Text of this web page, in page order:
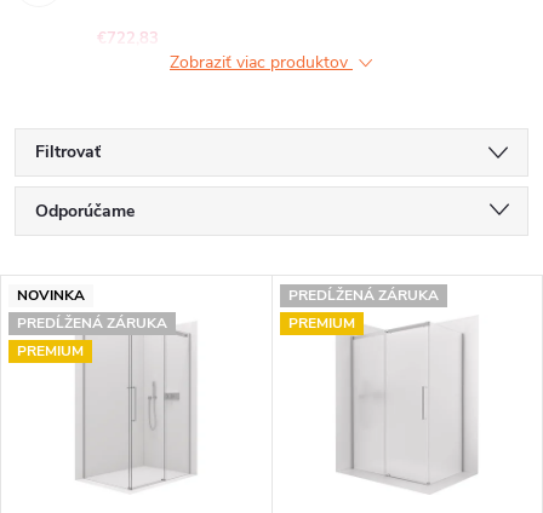
€722,83
Zobraziť viac produktov
Filtrovať
R
d
e
Odporúčame
Najdrahšie
Najpredávanejšie
V
ý
NOVINKA
PREDĹŽENÁ ZÁRUKA
PREMIUM
PREDĹŽENÁ ZÁRUKA
PREMIUM